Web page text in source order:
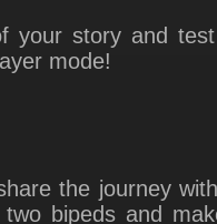
Test your
in difficult
will be essential.